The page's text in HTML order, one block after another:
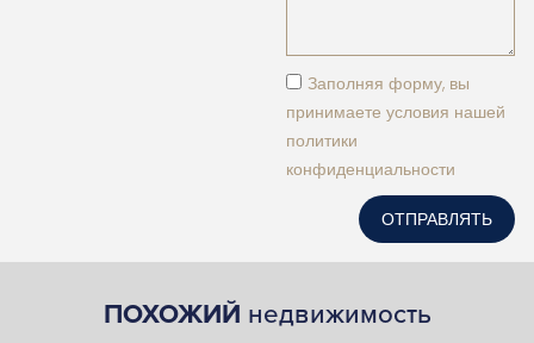
Заполняя форму, вы
принимаете условия нашей
политики
конфиденциальности
ОТПРАВЛЯТЬ
ПОХОЖИЙ недвижимость